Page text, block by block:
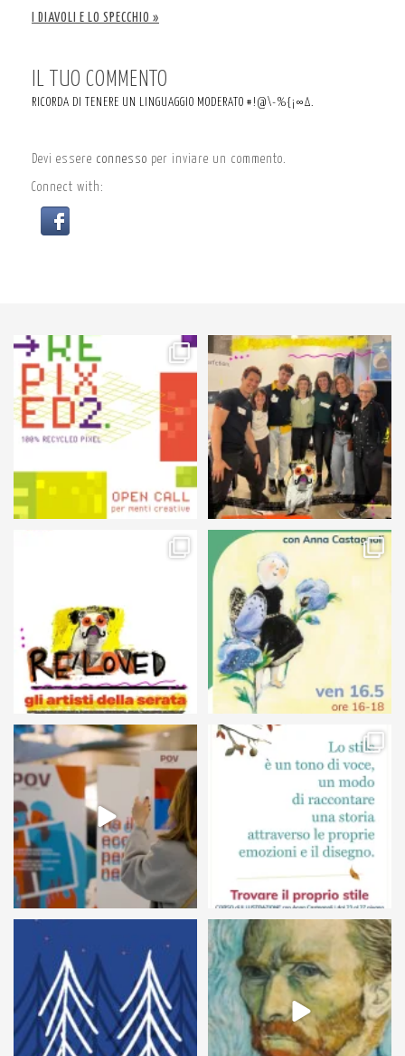
I DIAVOLI E LO SPECCHIO »
IL TUO COMMENTO
RICORDA DI TENERE UN LINGUAGGIO MODERATO #!@\-%{¡∞∆.
Devi essere connesso per inviare un commento.
Connect with:
59 89 3
127 4
24 0
7